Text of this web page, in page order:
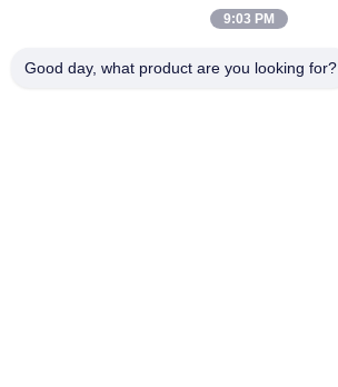
9:03 PM
Good day, what product are you looking for?